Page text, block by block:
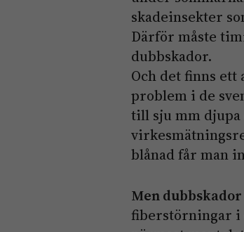
skadeinsekter
Därför måste
dubbskador.
Och det finns
problem i de
till sju mm djupa
blånad får man
Men
fiberstörningar i